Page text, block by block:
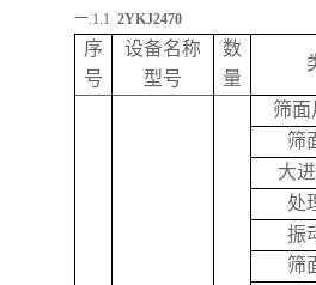
一.1.1 2YKJ2470
序
号
设备名称
型号
数
量
筛面
筛
大
处
振
筛